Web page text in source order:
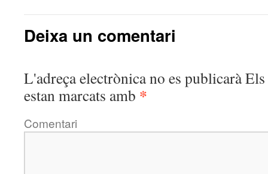
Deixa un comentari
L'adreça electrònica no es publicaràEls
estan marcats amb *
Comentari